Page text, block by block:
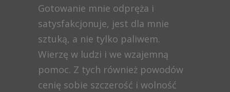
Gotowanie mnie odpręża i
satysfakcjonuje, jest dla mnie
sztuką, a nie tylko paliwem.
Wierzę w ludzi i we wzajemną
pomoc. Z tych również powodów
cenię sobie szczerość i wolność